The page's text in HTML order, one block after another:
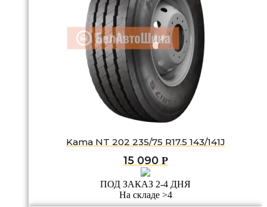
Kama NT 202 235/75 R17.5 143/141J
15 090 Р
ПОД ЗАКАЗ 2-4 ДНЯ
На складе >4